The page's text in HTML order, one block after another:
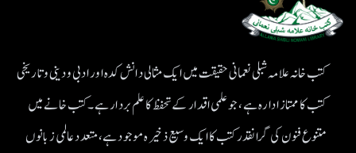
کتب خانہ علامہ شبلی نعمانی حقیقت میں ایک مثالی دانش کدہ اور ادبی ودینی و تاریخی
کتب کا ممتاز ادارہ ہے، جو علمی اقدار کے تحفظ کا علم بردار ہے۔کتب خانے میں
متنوع فنون کی گرانقدر کتب کا ایک وسیع ذخیرہ موجود ہے، متعدد عالمی زبانوں